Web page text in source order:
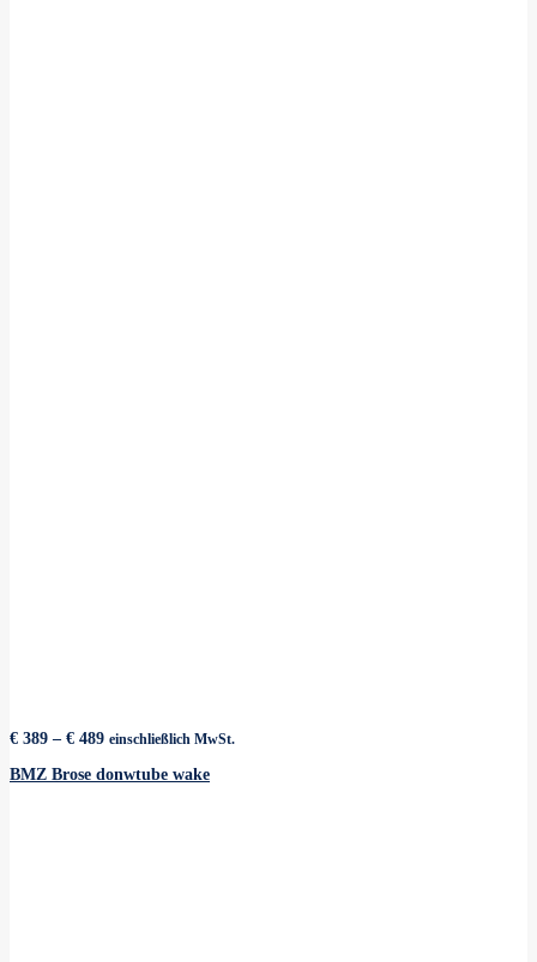
€ 389 – € 489Preisspanne:
bis
einschließlich MwSt.
BMZ Brose donwtube wake